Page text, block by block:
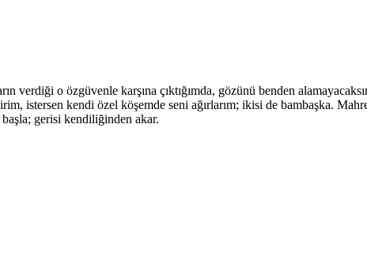
verdiği o özgüvenle karşına çıktığımda, gözünü benden
istersen kendi özel köşemde seni ağırlarım; ikisi de bambaşka.
gerisi kendiliğinden akar.